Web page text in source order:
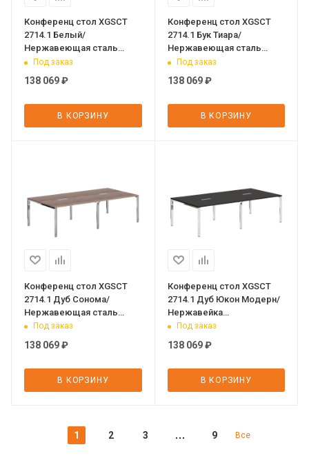
Конференц стол XGSCT
2714.1 Белый/
Нержавеющая сталь
2720х1406х750 XTEN GLOSS
Под заказ
138 069₽
В КОРЗИНУ
Конференц стол XGSCT
2714.1 Бук Тиара/
Нержавеющая сталь
2720х1406х750 XTEN GLOSS
Под заказ
138 069₽
В КОРЗИНУ
Конференц стол XGSCT
2714.1 Дуб Сонома/
Нержавеющая сталь
2720х1406х750 XTEN GLOSS
Под заказ
138 069₽
В КОРЗИНУ
Конференц стол XGSCT
2714.1 Дуб Юкон Модерн/
Нержавейка
полированная
Под заказ
138 069₽
В КОРЗИНУ
1 2 3 9 Все